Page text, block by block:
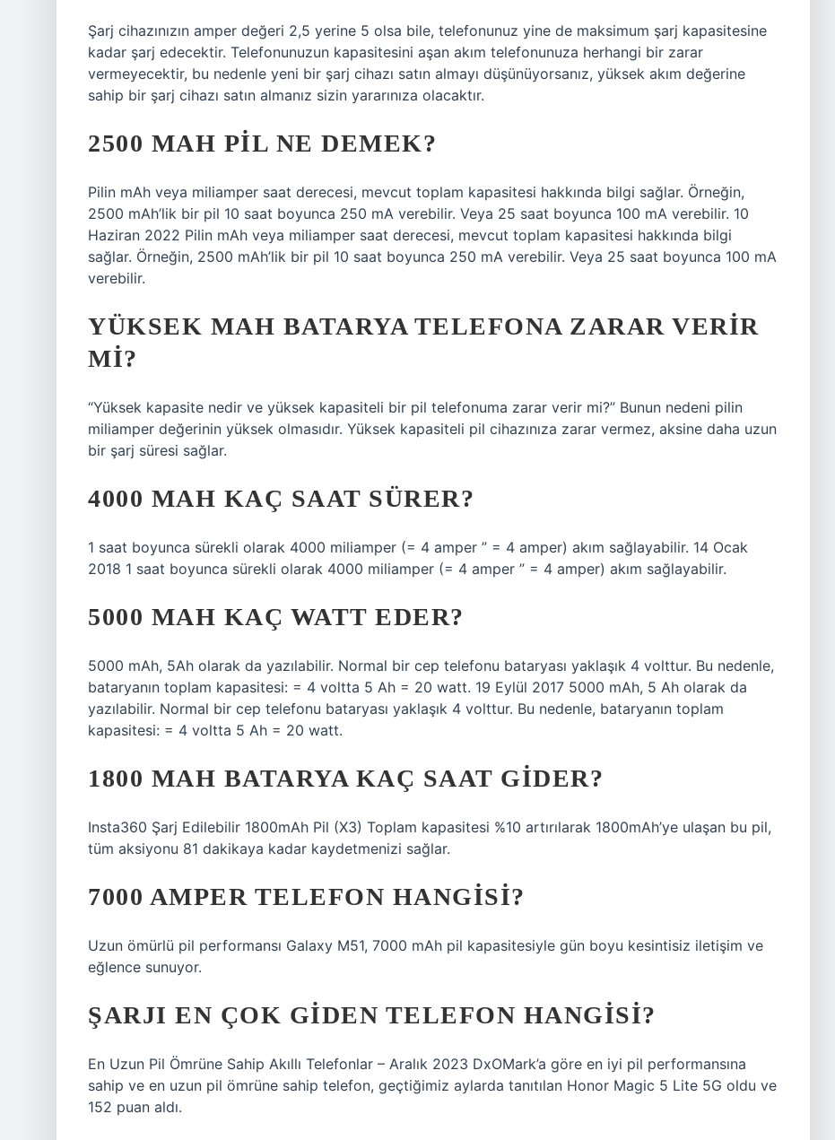
Şarj cihazınızın amper değeri 2,5 yerine 5 olsa bile, telefonunuz yine de maksimum şarj kapasitesine
kadar şarj edecektir. Telefonunuzun kapasitesini aşan akım telefonunuza herhangi bir zarar
vermeyecektir, bu nedenle yeni bir şarj cihazı satın almayı düşünüyorsanız, yüksek akım değerine
sahip bir şarj cihazı satın almanız sizin yararınıza olacaktır.
2500 MAH PIL NE DEMEK?
Pilin mAh veya miliamper saat derecesi, mevcut toplam kapasitesi hakkında bilgi sağlar. Örneğin,
2500 mAh’lik bir pil 10 saat boyunca 250 mA verebilir. Veya 25 saat boyunca 100 mA verebilir. 10
Haziran 2022 Pilin mAh veya miliamper saat derecesi, mevcut toplam kapasitesi hakkında bilgi
sağlar. Örneğin, 2500 mAh’lik bir pil 10 saat boyunca 250 mA verebilir. Veya 25 saat boyunca 100 mA
verebilir.
YÜKSEK MAH BATARYA TELEFONA ZARAR VERIR
MI?
“Yüksek kapasite nedir ve yüksek kapasiteli bir pil telefonuma zarar verir mi?” Bunun nedeni pilin
miliamper değerinin yüksek olmasıdır. Yüksek kapasiteli pil cihazınıza zarar vermez, aksine daha uzun
bir şarj süresi sağlar.
4000 MAH KAÇ SAAT SÜRER?
1 saat boyunca sürekli olarak 4000 miliamper (= 4 amper ” = 4 amper) akım sağlayabilir. 14 Ocak
2018 1 saat boyunca sürekli olarak 4000 miliamper (= 4 amper ” = 4 amper) akım sağlayabilir.
5000 MAH KAÇ WATT EDER?
5000 mAh, 5Ah olarak da yazılabilir. Normal bir cep telefonu bataryası yaklaşık 4 volttur. Bu nedenle,
bataryanın toplam kapasitesi: = 4 voltta 5 Ah = 20 watt. 19 Eylül 2017 5000 mAh, 5 Ah olarak da
yazılabilir. Normal bir cep telefonu bataryası yaklaşık 4 volttur. Bu nedenle, bataryanın toplam
kapasitesi: = 4 voltta 5 Ah = 20 watt.
1800 MAH BATARYA KAÇ SAAT GIDER?
Insta360 Şarj Edilebilir 1800mAh Pil (X3) Toplam kapasitesi %10 artırılarak 1800mAh’ye ulaşan bu pil,
tüm aksiyonu 81 dakikaya kadar kaydetmenizi sağlar.
7000 AMPER TELEFON HANGISI?
Uzun ömürlü pil performansı Galaxy M51, 7000 mAh pil kapasitesiyle gün boyu kesintisiz iletişim ve
eğlence sunuyor.
ŞARJI EN ÇOK GIDEN TELEFON HANGISI?
En Uzun Pil Ömrüne Sahip Akıllı Telefonlar – Aralık 2023 DxOMark’a göre en iyi pil performansına
sahip ve en uzun pil ömrüne sahip telefon, geçtiğimiz aylarda tanıtılan Honor Magic 5 Lite 5G oldu ve
152 puan aldı.